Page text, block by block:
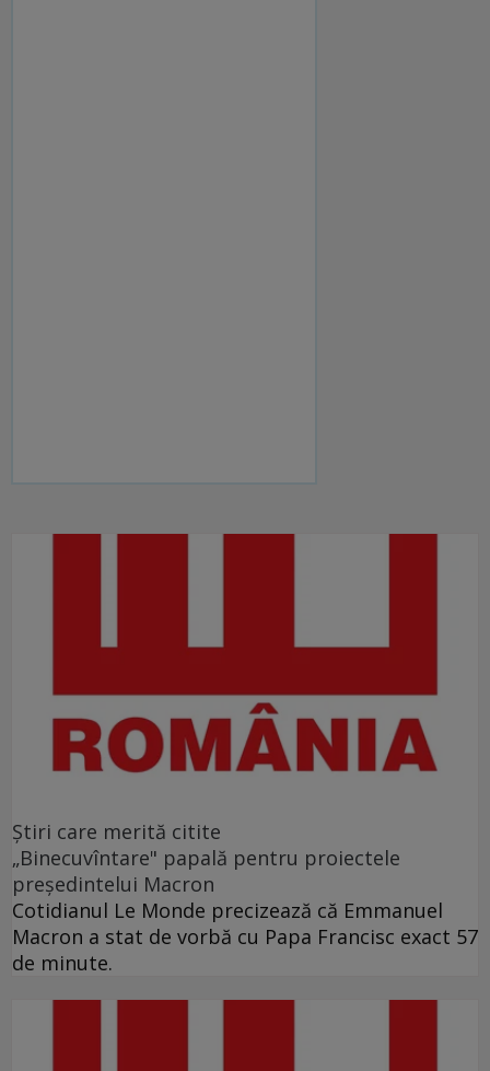
Ştiri care merită citite
„Binecuvîntare" papală pentru proiectele
preşedintelui Macron
Cotidianul Le Monde precizează că Emmanuel
Macron a stat de vorbă cu Papa Francisc exact 57
de minute.